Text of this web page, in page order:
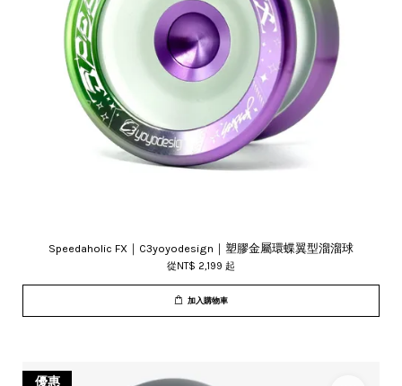
Speedaholic FX｜C3yoyodesign｜塑膠金屬環蝶翼型溜溜球
從NT$ 2,199 起
加入購物車
優惠